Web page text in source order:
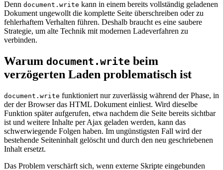
Denn document.write kann in einem bereits vollständig geladenen
Dokument ungewollt die komplette Seite überschreiben oder zu
fehlerhaftem Verhalten führen. Deshalb braucht es eine saubere
Strategie, um alte Technik mit modernen Ladeverfahren zu
verbinden.
Warum document.write beim
verzögerten Laden problematisch ist
document.write funktioniert nur zuverlässig während der Phase, in
der der Browser das HTML Dokument einliest. Wird dieselbe
Funktion später aufgerufen, etwa nachdem die Seite bereits sichtbar
ist und weitere Inhalte per Ajax geladen werden, kann das
schwerwiegende Folgen haben. Im ungünstigsten Fall wird der
bestehende Seiteninhalt gelöscht und durch den neu geschriebenen
Inhalt ersetzt.
Das Problem verschärft sich, wenn externe Skripte eingebunden